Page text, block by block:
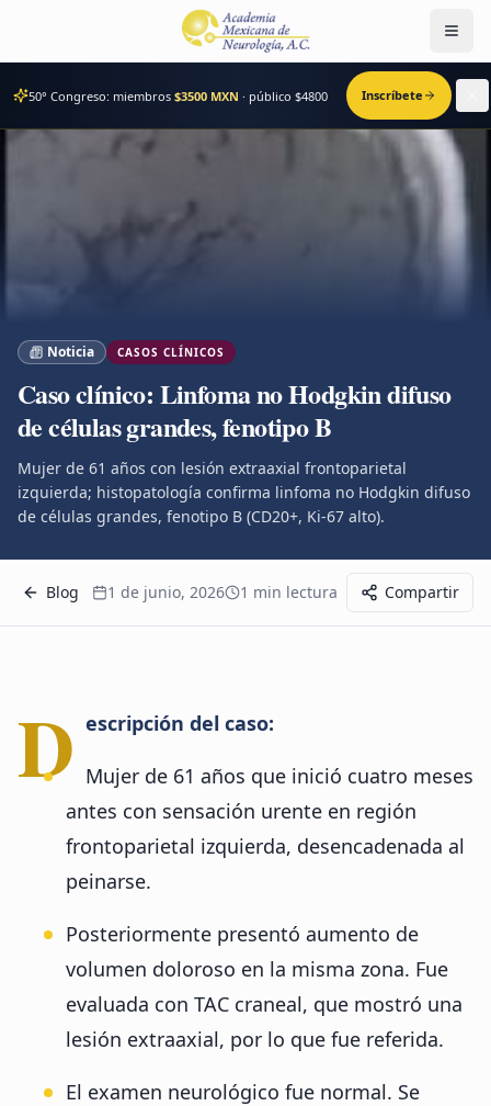
50° Congreso: miembros $3500 MXN · público $4800 Inscríbete
Noticia CASOS CLÍNICOS
Caso clínico: Linfoma no Hodgkin difuso
de células grandes, fenotipo B
Mujer de 61 años con lesión extraaxial frontoparietal
izquierda; histopatología confirma linfoma no Hodgkin difuso
de células grandes, fenotipo B (CD20+, Ki-67 alto).
Blog 1 de junio, 2026 1 min lectura Compartir
D escripción del caso:
Mujer de 61 años que inició cuatro meses
antes con sensación urente en región
frontoparietal izquierda, desencadenada al
peinarse.
Posteriormente presentó aumento de
volumen doloroso en la misma zona. Fue
evaluada con TAC craneal, que mostró una
lesión extraaxial, por lo que fue referida.
El examen neurológico fue normal. Se